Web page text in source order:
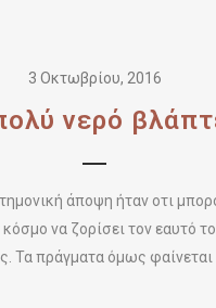
3 Οκτωβρίου, 2016
νερό
άποψη ήταν οτι
να ζορίσει τον εαυτό
πράγματα όμως φαίνεται